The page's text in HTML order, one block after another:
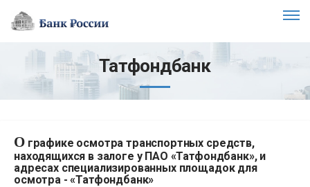
Татфондбанк
Ографике осмотра транспортных средств,
находящихся в залоге у ПАО «Татфондбанк», и
адресах специализированных площадок для
осмотра - «Татфондбанк»